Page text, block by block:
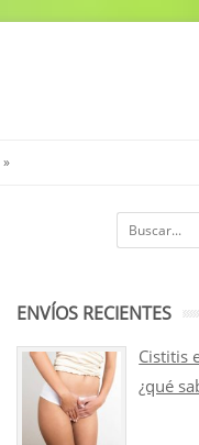
ENVÍOS RECIENTES
Cistitis
¿qué